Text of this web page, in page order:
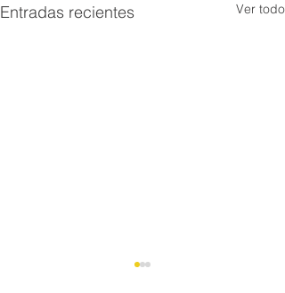
Entradas recientes Ver todo